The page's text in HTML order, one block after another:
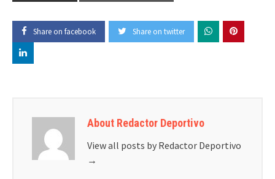
Share on facebook Share on twitter
About Redactor Deportivo
View all posts by Redactor Deportivo
→